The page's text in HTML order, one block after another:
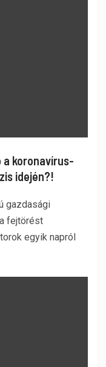
a koronavírus-
idején?!
gazdasági
fejtörést
egyik napról